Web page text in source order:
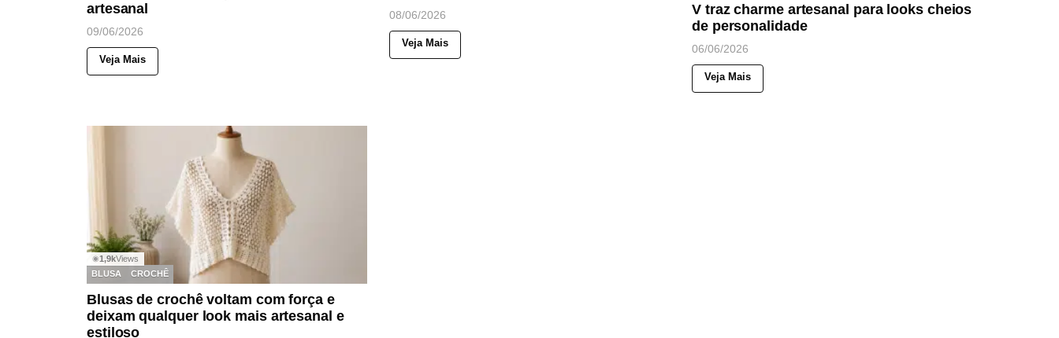
artesanal
09/06/2026
Veja Mais
08/06/2026
Veja Mais
V traz charme artesanal para looks cheios
de personalidade
06/06/2026
Veja Mais
◉1,9kViews
BLUSA
CROCHÊ
Blusas de crochê voltam com força e
deixam qualquer look mais artesanal e
estiloso